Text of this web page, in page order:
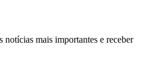
mais importantes e receber